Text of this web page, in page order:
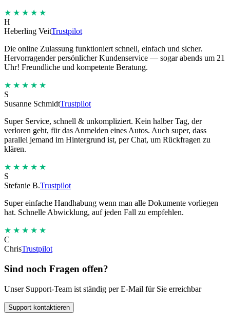
★★★★★
H
Heberling VeitTrustpilot
Die online Zulassung funktioniert schnell, einfach und sicher.
Hervorragender persönlicher Kundenservice — sogar abends um 21
Uhr! Freundliche und kompetente Beratung.
★★★★★
S
Susanne SchmidtTrustpilot
Super Service, schnell & unkompliziert. Kein halber Tag, der
verloren geht, für das Anmelden eines Autos. Auch super, dass
parallel jemand im Hintergrund ist, per Chat, um Rückfragen zu
klären.
★★★★★
S
Stefanie B.Trustpilot
Super einfache Handhabung wenn man alle Dokumente vorliegen
hat. Schnelle Abwicklung, auf jeden Fall zu empfehlen.
★★★★★
C
ChrisTrustpilot
Sind noch Fragen offen?
Unser Support-Team ist ständig per E-Mail für Sie erreichbar
Support kontaktieren